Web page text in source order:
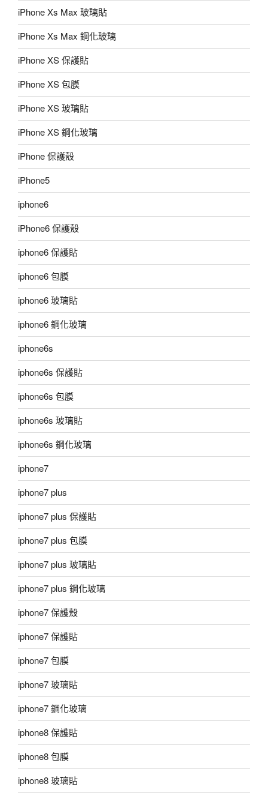
iPhone Xs Max 玻璃貼
iPhone Xs Max 鋼化玻璃
iPhone XS 保護貼
iPhone XS 包膜
iPhone XS 玻璃貼
iPhone XS 鋼化玻璃
iPhone 保護殼
iPhone5
iphone6
iPhone6 保護殼
iphone6 保護貼
iphone6 包膜
iphone6 玻璃貼
iphone6 鋼化玻璃
iphone6s
iphone6s 保護貼
iphone6s 包膜
iphone6s 玻璃貼
iphone6s 鋼化玻璃
iphone7
iphone7 plus
iphone7 plus 保護貼
iphone7 plus 包膜
iphone7 plus 玻璃貼
iphone7 plus 鋼化玻璃
iphone7 保護殼
iphone7 保護貼
iphone7 包膜
iphone7 玻璃貼
iphone7 鋼化玻璃
iphone8 保護貼
iphone8 包膜
iphone8 玻璃貼